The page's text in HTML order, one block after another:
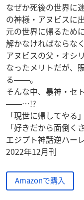
なぜか死後の世界に
の神様・アヌビスに出
元の世界に帰るため
解かなければならな
アヌビスの父・オシ
なったメリトだが、
る――。
そんな中、暴神・セ
――…!?
「現世に帰してやる」
「好きだから面倒く
エジプト神話逆ハー
2022年12月刊
Amazonで購入